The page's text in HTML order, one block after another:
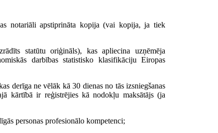
notariāli apstiprināta kopija (vai kopija, ja tiek
statūtu oriģināls), kas apliecina uzņēmēja
darbības statistisko klasifikāciju Eiropas
derīga ne vēlāk kā 30 dienas no tās izsniegšanas
kārtībā ir reģistrējies kā nodokļu maksātājs (ja
personas profesionālo kompetenci;